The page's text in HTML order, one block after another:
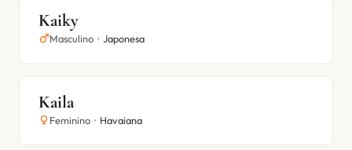
Kaiky
Masculino • Japonesa
Kaila
Feminino • Havaiana